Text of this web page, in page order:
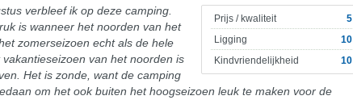
Prijs / kwaliteit
5
Ligging
10
Kindvriendelijkheid
10
verbleef ik op deze camping.
is wanneer het noorden van het
zomerseizoen echt als de hele
van het noorden is
Het is zonde, want de camping
om het ook buiten het hoogseizoen leuk te maken voor de